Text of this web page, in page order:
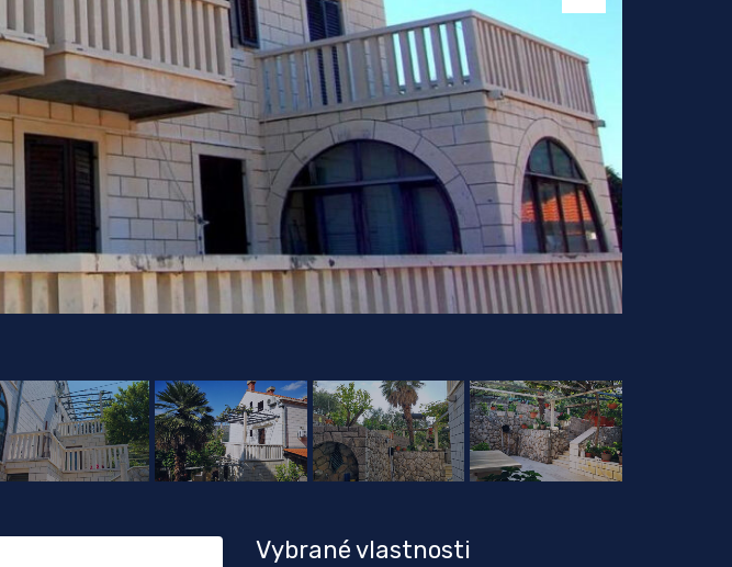
Vybrané vlastnosti